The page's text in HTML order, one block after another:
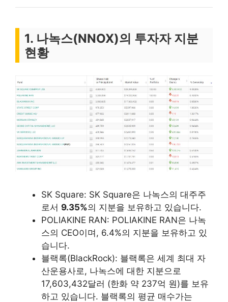
1. 나녹스(NNOX)의 투자자 지분
현황
SK Square: SK Square은 나녹스의 대주주
로서 9.35%의 지분을 보유하고 있습니다.
POLIAKINE RAN: POLIAKINE RAN은 나녹
스의 CEO이며, 6.4%의 지분을 보유하고 있
습니다.
블랙록(BlackRock): 블랙록은 세계 최대 자
산운용사로, 나녹스에 대한 지분으로
17,603,432달러 (한화 약 237억 원)를 보유
하고 있습니다. 블랙록의 평균 매수가는